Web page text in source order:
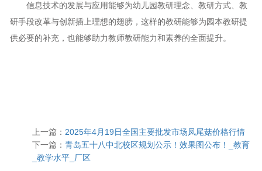
信息技术的发展与应用能够为幼儿园教研理念、教研方式、教
研手段改革与创新插上理想的翅膀，这样的教研能够为园本教研提
供必要的补充，也能够助力教师教研能力和素养的全面提升。
上一篇： 2025年4月19日全国主要批发市场凤尾菇价格行情
下一篇： 青岛五十八中北校区规划公示！效果图公布！_教育
_教学水平_厂区